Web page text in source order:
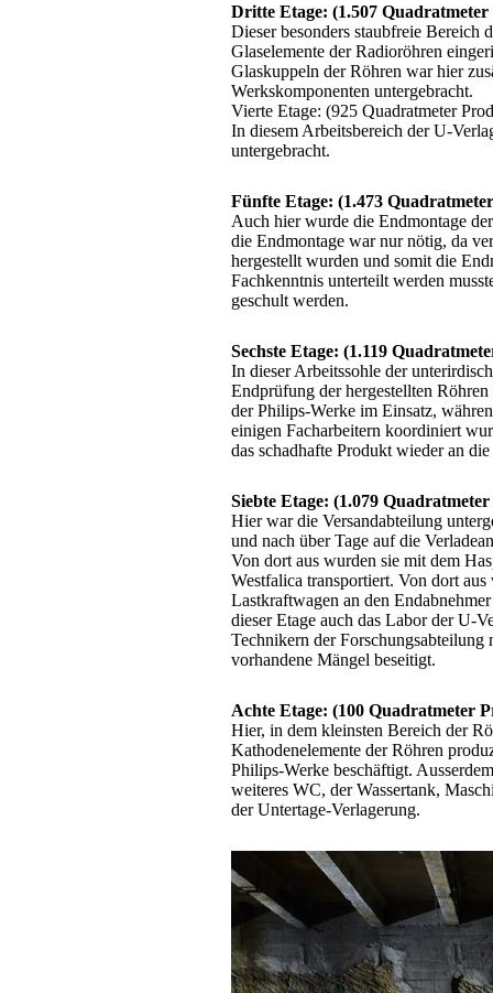
Dritte Etage: (1.507
Dieser besonders staubfreie
Glaselemente der Radioröhren
Glaskuppeln der Röhren war hier
Werkskomponenten untergebracht.
Vierte Etage: (925 Quadratmeter
In diesem Arbeitsbereich der U-
untergebracht.
Fünfte Etage: (1.473
Auch hier wurde die Endmontage
die Endmontage war nur nötig, da
hergestellt wurden und somit die
Fachkenntnis unterteilt werden
geschult werden.
Sechste Etage: (1.119
In dieser Arbeitssohle der
Endprüfung der hergestellten
der Philips-Werke im Einsatz,
einigen Facharbeitern koordiniert
das schadhafte Produkt wieder an
Siebte Etage: (1.079
Hier war die Versandabteilung
und nach über Tage auf die
Von dort aus wurden sie mit dem
Westfalica transportiert. Von dort
Lastkraftwagen an den
dieser Etage auch das Labor der U-
Technikern der Forschungsabteilung
vorhandene Mängel beseitigt.
Achte Etage: (100 Quadratmeter
Hier, in dem kleinsten Bereich der
Kathodenelemente der Röhren
Philips-Werke beschäftigt.
weiteres WC, der Wassertank,
der Untertage-Verlagerung.